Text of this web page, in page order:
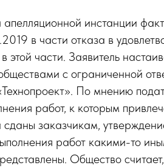
инстанции
в части отказа в
части. Заявитель
с ограниченной
По мнению
работ, к которым
заказчикам,
работ какими-то
Общество считает,